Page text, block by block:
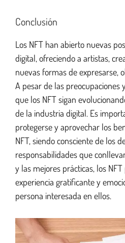
Conclusión
Los NFT han abierto nuevas
digital, ofreciendo a artistas,
nuevas formas de expresarse,
A pesar de las preocupaciones
que los NFT sigan
de la industria digital. Es
protegerse y aprovechar los
NFT, siendo consciente de los
responsabilidades que
y las mejores prácticas, los
experiencia gratificante y
persona interesada en ellos.